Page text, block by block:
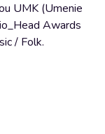
UMK (Umenie
Awards
/ Folk.